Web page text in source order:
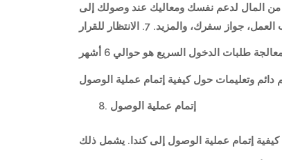
ما يكفي من المال لدعم نفسك ومعاليك عند وصولك إلى
والمزيد. 7. الانتظار للقرار
إتمام عملية الوصول